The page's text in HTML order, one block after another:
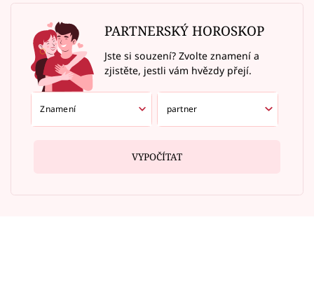
PARTNERSKÝ HOROSKOP
Jste si souzení? Zvolte znamení a
zjistěte, jestli vám hvězdy přejí.
VYPOČÍTAT